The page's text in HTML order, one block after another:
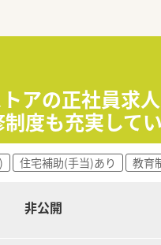
アの正社員
制度も充実して
住宅補助(手当)あり 教育
非公開